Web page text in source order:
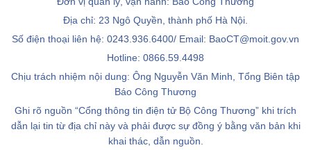
Địa chỉ: 23 Ngô Quyền, thành phố Hà Nội.
Số điện thoại liên hệ: 0243.936.6400/ Email: BaoCT@moit.gov.vn
Hotline: 0866.59.4498
Chịu trách nhiệm nội dung: Ông Nguyễn Văn Minh, Tổng Biên tập
Báo Công Thương
Ghi rõ nguồn “Cổng thông tin điện tử Bộ Công Thương” khi trích
dẫn lại tin từ địa chỉ này và phải được sự đồng ý bằng văn bản khi
khai thác, dẫn nguồn.